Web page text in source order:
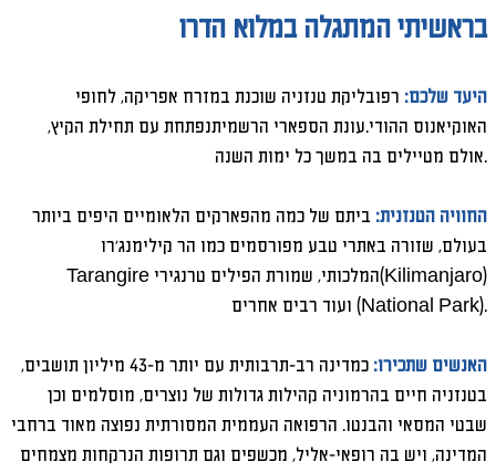
בראשיתי המתגלה במלוא הדרו
היעד שלכם: רפובליקת טנזניה שוכנת במזרח אפריקה, לחופי
האוקיאנוס ההודי.עונת הספארי הרשמיתנפתחת עם תחילת הקיץ,
אולם מטיילים בה במשך כל ימות השנה.
החוויה הטנזנית: ביתם של כמה מהפארקים הלאומיים היפים ביותר
בעולם, שזורה באתרי טבע מפורסמים כמו הר קילימנג'רו
(Kilimanjaro)המלכותי, שמורת הפילים טרנגירי Tarangire
National Park)) ועוד רבים אחרים.
האנשים שתכירו:
כמדינה רב-תרבותית עם יותר מ-43 מיליון תושבים,
בטנזניה חיים בהרמוניה קהילות גדולות של נוצרים, מוסלמים וכן
שבטי המסאי והבנטו. הרפואה העממית המסורתית נפוצה מאוד ברחבי
המדינה, ויש בה רופאי-אליל, מכשפים וגם תרופות הנרקחות מצמחים